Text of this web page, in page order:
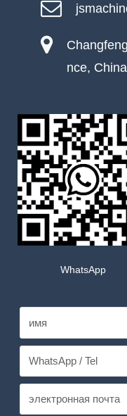
nce, China
WhatsApp